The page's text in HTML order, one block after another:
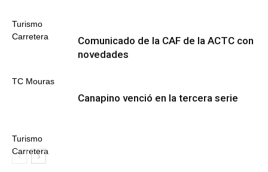
Turismo
Carretera
TC Mouras
Comunicado de la CAF de la ACTC con
novedades
Turismo
Carretera
Canapino venció en la tercera serie